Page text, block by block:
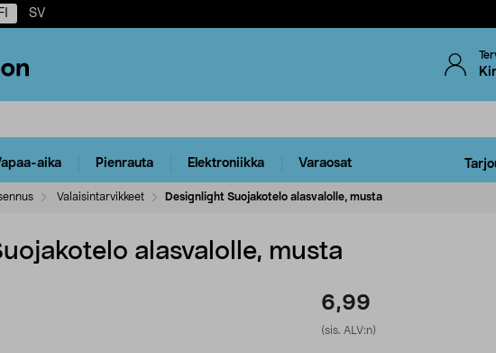
FI SV
aika Pienrauta Elektroniikka Varaosat
Valaisintarvikkeet Designlight Suojakotelo alasvalolle, musta
alasvalolle, musta
6,99
(sis. ALV:n)